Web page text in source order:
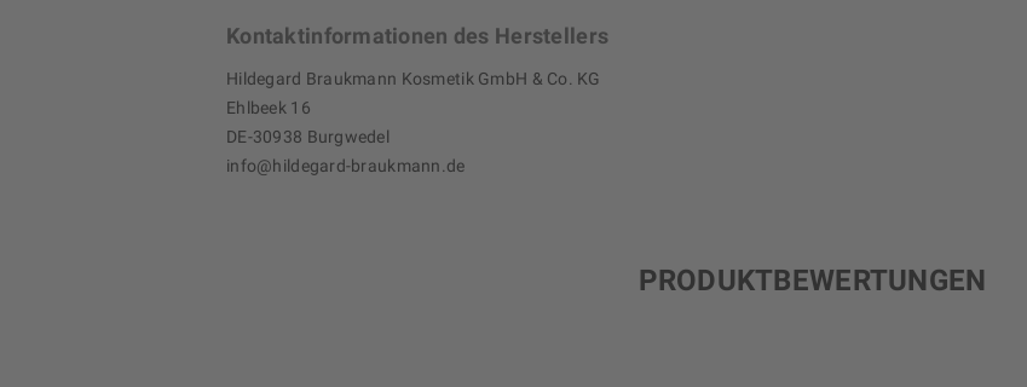
Kontaktinformationen des Herstellers
Hildegard Braukmann Kosmetik GmbH & Co. KG
Ehlbeek 16
DE-30938 Burgwedel
info@hildegard-braukmann.de
PRODUKTBEWERTUNGEN